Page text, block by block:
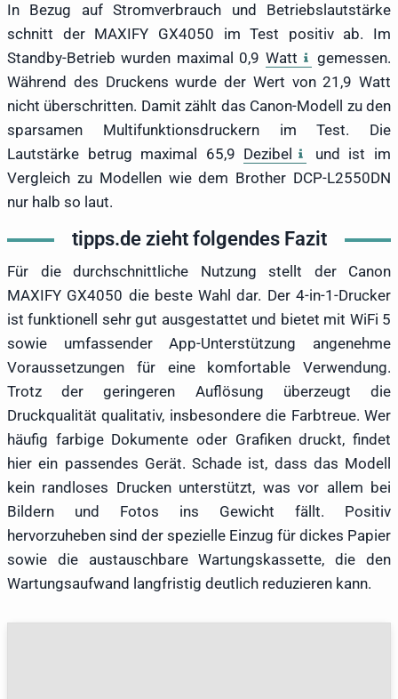
In Bezug auf Stromverbrauch und Betriebslautstärke
schnitt der MAXIFY GX4050 im Test positiv ab. Im
Standby-Betrieb wurden maximal 0,9 Watt
gemessen.
Während des Druckens wurde der Wert von 21,9 Watt
nicht überschritten. Damit zählt das Canon-Modell zu den
sparsamen Multifunktionsdruckern im Test. Die
Lautstärke betrug maximal 65,9 Dezibel
und ist im
Vergleich zu Modellen wie dem Brother DCP-L2550DN
nur halb so laut.
tipps.de zieht folgendes Fazit
Für die durchschnittliche Nutzung stellt der Canon
MAXIFY GX4050 die beste Wahl dar. Der 4-in-1-Drucker
ist funktionell sehr gut ausgestattet und bietet mit WiFi 5
sowie umfassender App-Unterstützung angenehme
Voraussetzungen für eine komfortable Verwendung.
Trotz der geringeren Auflösung überzeugt die
Druckqualität qualitativ, insbesondere die Farbtreue. Wer
häufig farbige Dokumente oder Grafiken druckt, findet
hier ein passendes Gerät. Schade ist, dass das Modell
kein randloses Drucken unterstützt, was vor allem bei
Bildern und Fotos ins Gewicht fällt. Positiv
hervorzuheben sind der spezielle Einzug für dickes Papier
sowie die austauschbare Wartungskassette, die den
Wartungsaufwand langfristig deutlich reduzieren kann.